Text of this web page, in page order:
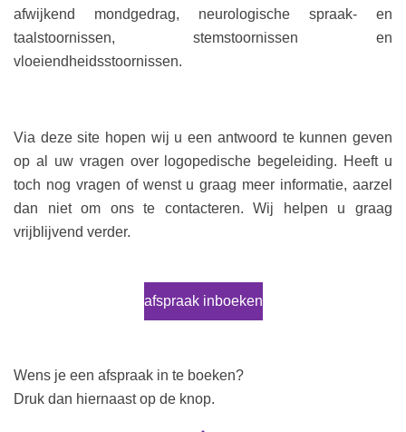
afwijkend mondgedrag, neurologische spraak- en
taalstoornissen, stemstoornissen en
vloeiendheidsstoornissen.
Via deze site hopen wij u een antwoord te kunnen geven
op al uw vragen over logopedische begeleiding. Heeft u
toch nog vragen of wenst u graag meer informatie, aarzel
dan niet om ons te contacteren. Wij helpen u graag
vrijblijvend verder.
afspraak inboeken
Wens je een afspraak in te boeken?
Druk dan hiernaast op de knop.